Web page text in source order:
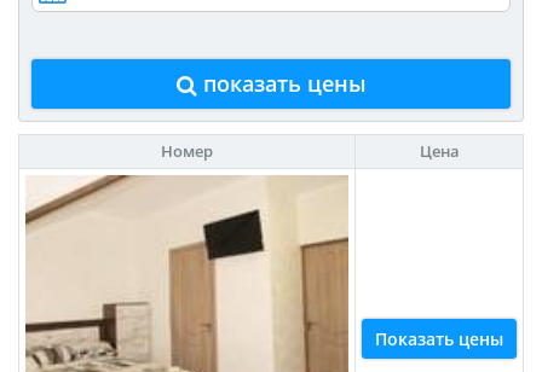
показать цены
Номер Цена
Показать цены